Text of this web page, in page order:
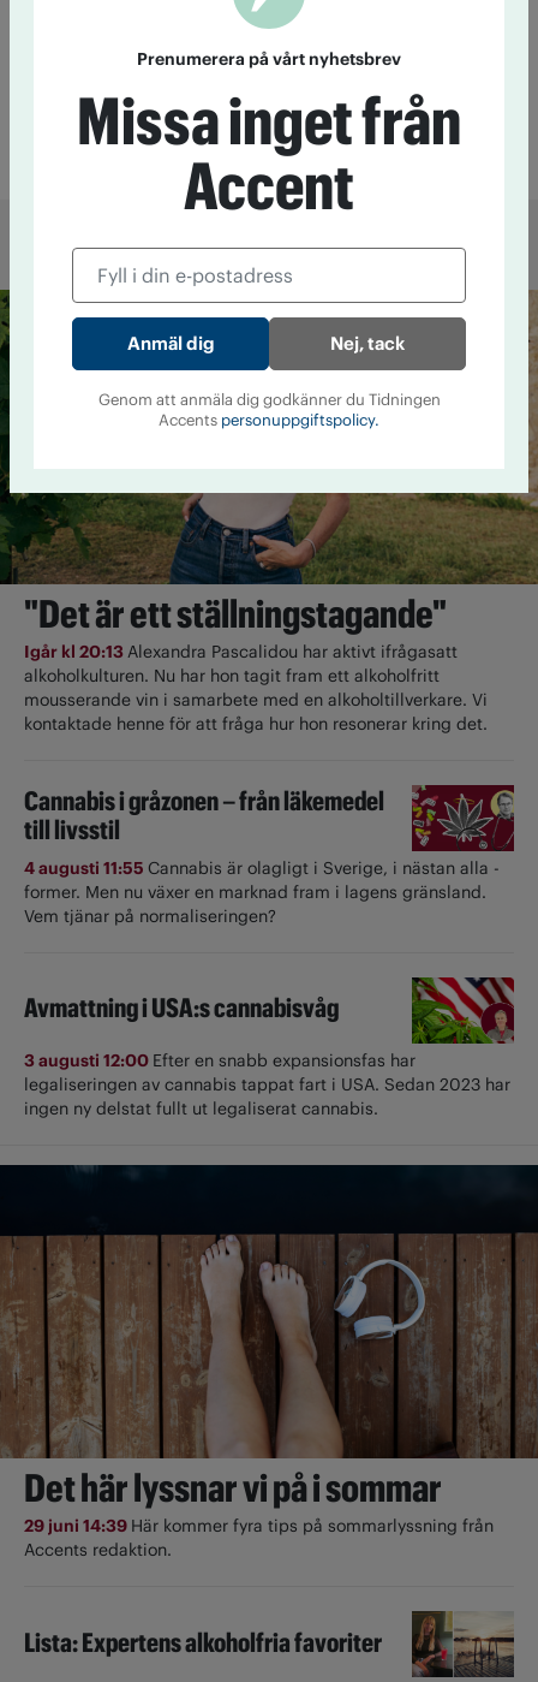
av medicin och alkohol
Läkemedel25 augusti 2016 kl 08:20
Mer från Accent
"Det är ett ställningstagande"
Igår kl 20:13 Alexandra Pascalidou har aktivt ifrågasatt
alkoholkulturen. Nu har hon tagit fram ett alkoholfritt
mousserande vin i samarbete med en alkoholtillverkare. Vi
kontaktade henne för att fråga hur hon resonerar kring det.
Cannabis i gråzonen – från läkemedel
till livsstil
4 augusti 11:55 Cannabis är olagligt i ­Sverige, i nästan alla ­
former. Men nu växer en marknad fram i lagens gränsland.
Vem tjänar på normaliseringen?
Avmattning i USA:s cannabisvåg
3 augusti 12:00 Efter en snabb expansionsfas har
legaliseringen av cannabis tappat fart i USA. Sedan 2023 har
ingen ny delstat fullt ut ­legaliserat cannabis.
Det här lyssnar vi på i sommar
29 juni 14:39 Här kommer fyra tips på sommarlyssning från
Accents redaktion.
Lista: Expertens alkoholfria favoriter
Prenumerera på vårt nyhetsbrev
Missa inget från
Accent
Nej, tack
Genom att anmäla dig godkänner du Tidningen
Accents personuppgiftspolicy.